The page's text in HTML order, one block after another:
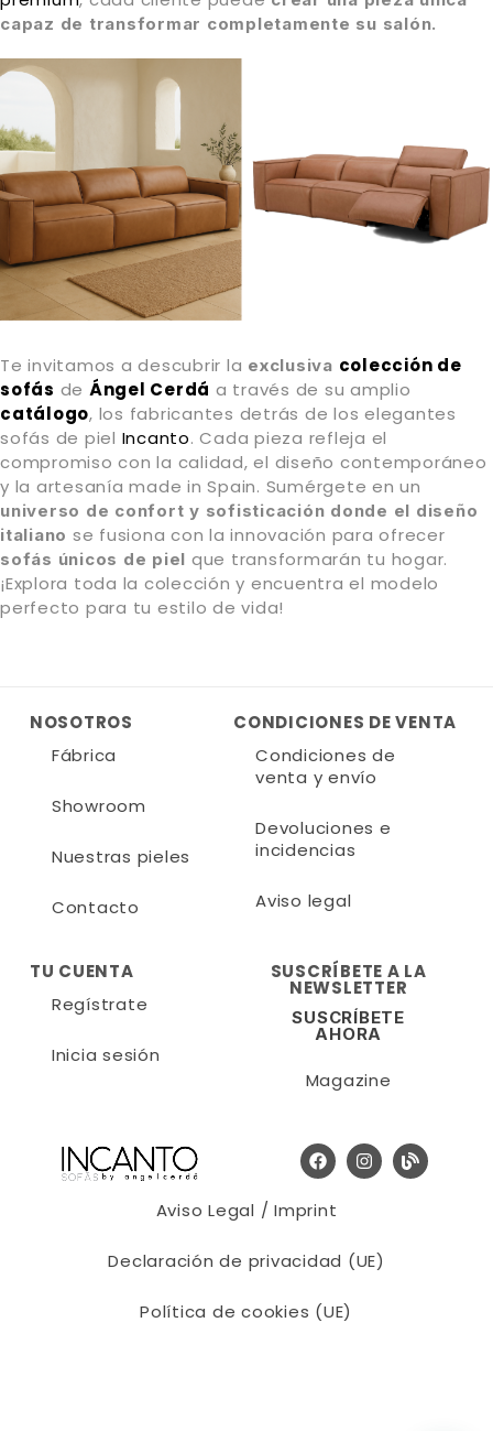
capaz de transformar completamente su salón.
Te invitamos a descubrir la exclusiva colección de
sofás de Ángel Cerdá a través de su amplio
catálogo, los fabricantes detrás de los elegantes
sofás de piel Incanto. Cada pieza refleja el
compromiso con la calidad, el diseño contemporáneo
y la artesanía made in Spain. Sumérgete en un
universo de confort y sofisticación donde el diseño
italiano se fusiona con la innovación para ofrecer
sofás únicos de piel que transformarán tu hogar.
¡Explora toda la colección y encuentra el modelo
perfecto para tu estilo de vida!
NOSOTROS
Fábrica
Showroom
Nuestras pieles
Contacto
CONDICIONES DE VENTA
Condiciones de
venta y envío
Devoluciones e
incidencias
Aviso legal
TU CUENTA
Regístrate
Inicia sesión
SUSCRÍBETE A LA
NEWSLETTER
SUSCRÍBETE
AHORA
Magazine
Aviso Legal / Imprint
Declaración de privacidad (UE)
Política de cookies (UE)